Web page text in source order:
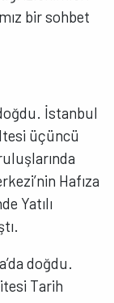
bir sohbet
doğdu. İstanbul
üçüncü
Hafıza
Yatılı
doğdu.
Tarih